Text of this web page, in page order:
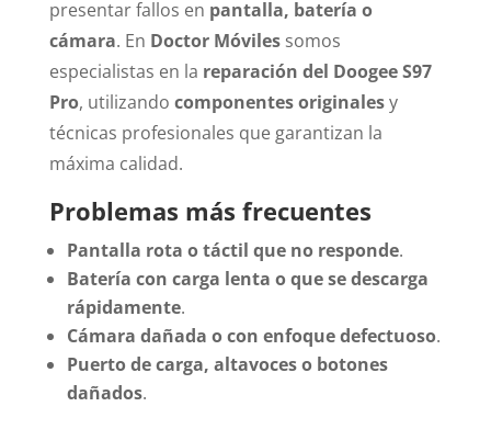
presentar fallos en pantalla, batería o
cámara. En Doctor Móvilessomos
especialistas en la reparación del Doogee S97
Pro, utilizando componentes originalesy
técnicas profesionales que garantizan la
máxima calidad.
Problemas más frecuentes
Pantalla rota o táctil que no responde.
Batería con carga lenta o que se descarga
rápidamente.
Cámara dañada o con enfoque defectuoso.
Puerto de carga, altavoces o botones
dañados.